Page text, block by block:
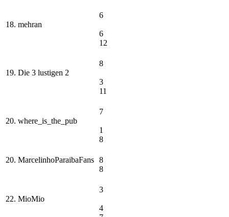
18. mehran
6
6
12
19. Die 3 lustigen 2
8
3
11
20. where_is_the_pub
7
1
8
20. MarcelinhoParaibaFans 8
8
22. MioMio
3
4